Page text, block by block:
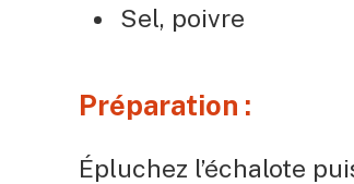
Sel, poivre
Préparation :
Épluchez l’échalote